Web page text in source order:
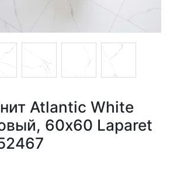
Atlantic White
60x60 Laparet